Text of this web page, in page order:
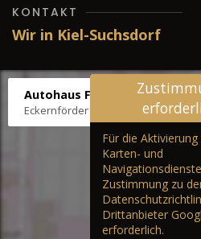
KONTAKT
Wir in Kiel-Suchsdorf
Autohaus Fräter
Eckernförder Str. /Klausbrooker
Für die Aktivierung
Karten- und
Zustimmung zu
Drittanbieter
erforderlich.